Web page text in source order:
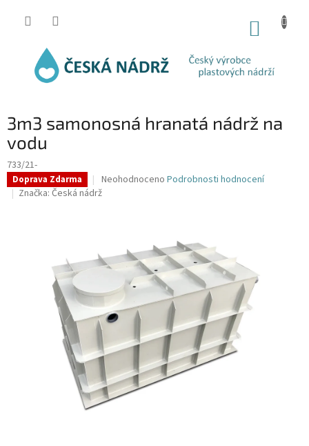
3m3 samonosná hranatá nádrž na
vodu
733/21-
Doprava Zdarma
Průměrné
hodnocení
5
hvězdiček.
Neohodnoceno Podrobnosti hodnocení
Značka: Česká nádrž